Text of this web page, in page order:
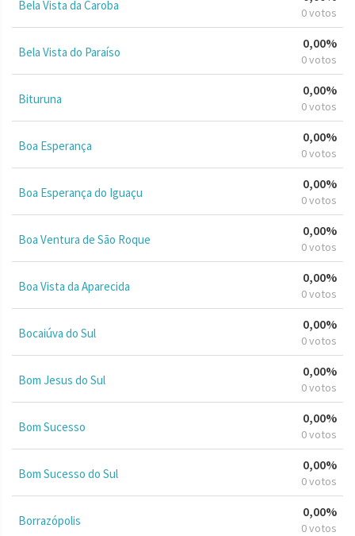
Bela Vista da Caroba 0 votos
Bela Vista do Paraíso
0,00%
0 votos
Bituruna
0,00%
0 votos
Boa Esperança
0,00%
0 votos
Boa Esperança do Iguaçu
0,00%
0 votos
Boa Ventura de São Roque
0,00%
0 votos
Boa Vista da Aparecida
0,00%
0 votos
Bocaiúva do Sul
0,00%
0 votos
Bom Jesus do Sul
0,00%
0 votos
Bom Sucesso
0,00%
0 votos
Bom Sucesso do Sul
0,00%
0 votos
Borrazópolis
0,00%
0 votos